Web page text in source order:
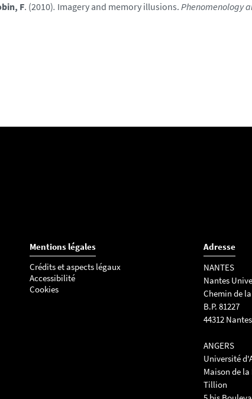
F. (2010). Imagery and memory illusions. Phenomenology
Mentions légales
Crédits et aspects légaux
Accessibilité
Cookies
Adresse
NANTES
Nantes
Chemin de
B.P. 81227
44312
ANGERS
Université
Maison de la
Tillion